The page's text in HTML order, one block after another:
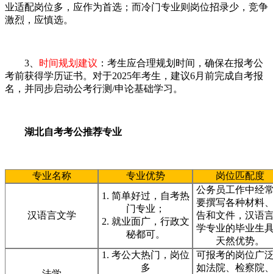
业适配岗位多，应作为首选；而冷门专业则岗位招录少，竞争
激烈，应慎选。
3、 时间规划建议 ：考生应合理规划时间，确保在报考公
考前获得学历证书。对于2025年考生，建议6月前完成自考报
名，并同步启动公考行测/申论基础学习。
湖北自考考公推荐专业
专业名称 专业优势 岗位匹配度
汉语言文学
1. 简单好过，自考热
门专业；
2. 就业面广，行政文
秘都可。
公务员工作中经
要撰写各种材料
告和文件，汉语
学专业的毕业生
天然优势。
1. 考公大热门，岗位
多
可报考的岗位广
如法院、检察院